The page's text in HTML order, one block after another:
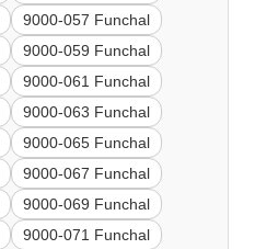
9000-057 Funchal
9000-059 Funchal
9000-061 Funchal
9000-063 Funchal
9000-065 Funchal
9000-067 Funchal
9000-069 Funchal
9000-071 Funchal